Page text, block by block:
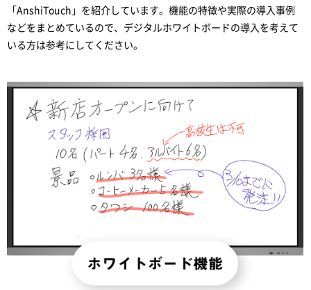
「AnshiTouch」を紹介しています。機能の特徴や実際の導入事例
などをまとめているので、デジタルホワイトボードの導入を考えて
いる方は参考にしてください。